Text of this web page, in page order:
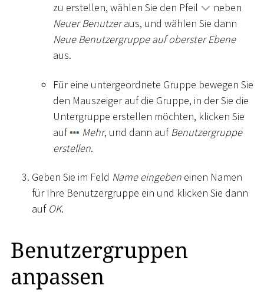
zu erstellen, wählen Sie den Pfeil
neben
Neuer Benutzeraus, und wählen Sie dann
Neue Benutzergruppe auf oberster Ebene
aus.
Für eine untergeordnete Gruppe bewegen Sie
den Mauszeiger auf die Gruppe, in der Sie die
Untergruppe erstellen möchten, klicken Sie
auf
Mehr, und dann aufBenutzergruppe
erstellen.
Geben Sie im Feld Name eingeben einen Namen
für Ihre Benutzergruppe ein und klicken Sie dann
auf OK.
Benutzergruppen
anpassen